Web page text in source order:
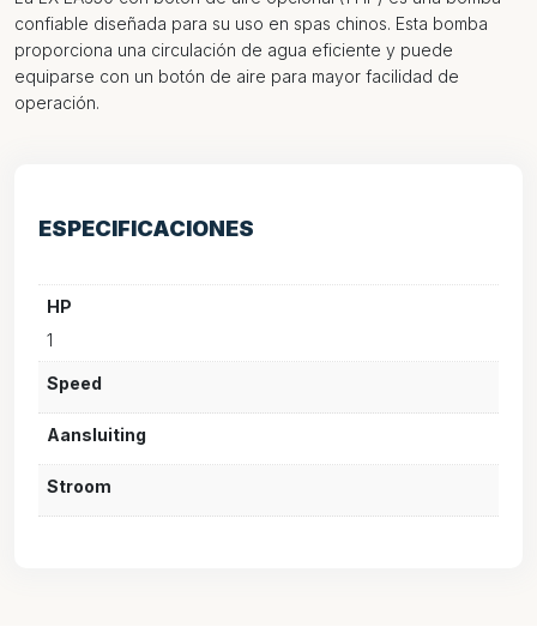
confiable diseñada para su uso en spas chinos. Esta bomba
proporciona una circulación de agua eficiente y puede
equiparse con un botón de aire para mayor facilidad de
operación.
ESPECIFICACIONES
HP
1
Speed
Aansluiting
Stroom